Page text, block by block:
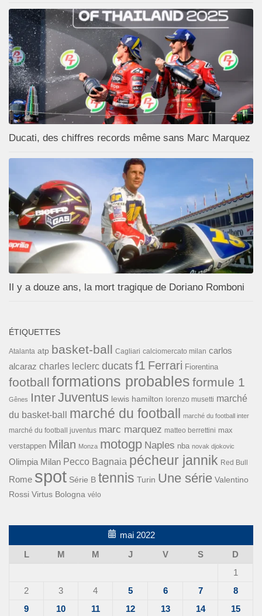
Ducati, des chiffres records même sans Marc Marquez
Il y a douze ans, la mort tragique de Doriano Romboni
ÉTIQUETTES
Atalanta atp basket-ball Cagliari calciomercato milan carlos
alcaraz charles leclerc ducats f1 Ferrari Fiorentina
football formations probables formule 1
Gênes InterJuventus lewis hamilton lorenzo musetti marché
du basket-ball
marché du football marché du football inter
marché du football juventus marc marquez matteo berrettini max
verstappen Milan Monza motogp Naples nba novak djokovic
Olimpia Milan Pecco Bagnaia pécheur jannik Red Bull
Rome spot Série B tennis Turin Une série Valentino
Rossi Virtus Bologna vélo
mai 2022
L
M M J V S
D
1
2
3 4 5 6 7
8
9
10 11 12 13 14 15